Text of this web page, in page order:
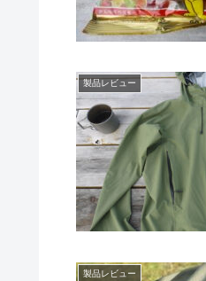
製品レビュー
製品レビュー